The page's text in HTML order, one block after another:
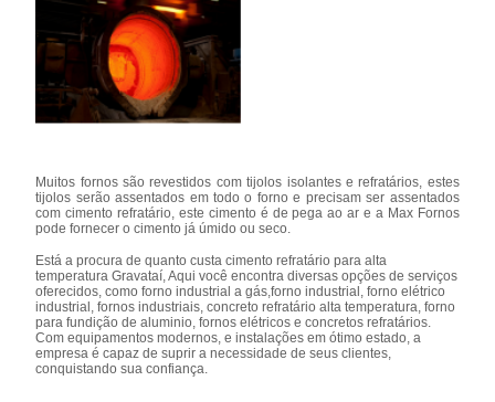
Muitos fornos são revestidos com tijolos isolantes e refratários, estes
tijolos serão assentados em todo o forno e precisam ser assentados
com cimento refratário, este cimento é de pega ao ar e a Max Fornos
pode fornecer o cimento já úmido ou seco.
Está a procura de quanto custa cimento refratário para alta
temperatura Gravataí, Aqui você encontra diversas opções de serviços
oferecidos, como forno industrial a gás,forno industrial, forno elétrico
industrial, fornos industriais, concreto refratário alta temperatura, forno
para fundição de aluminio, fornos elétricos e concretos refratários.
Com equipamentos modernos, e instalações em ótimo estado, a
empresa é capaz de suprir a necessidade de seus clientes,
conquistando sua confiança.